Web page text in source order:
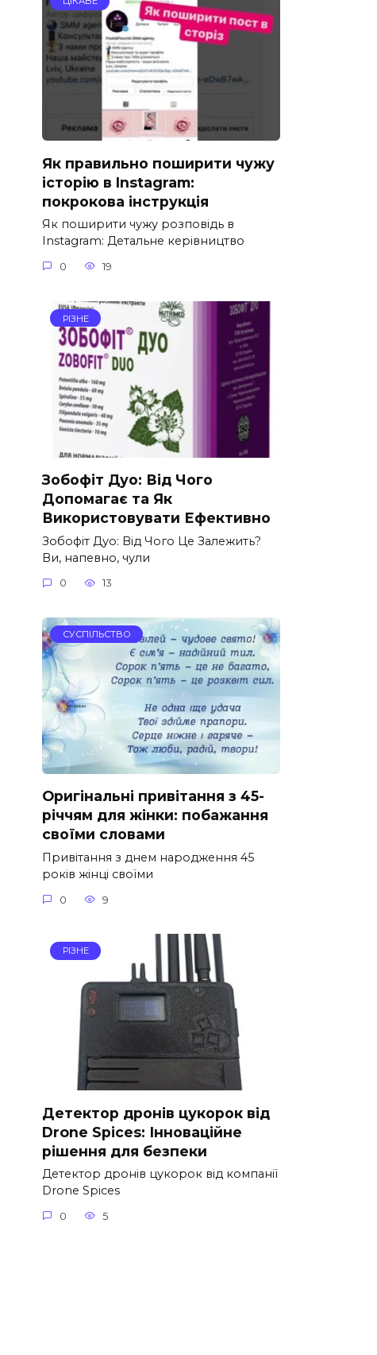
Як правильно поширити чужу
історію в Instagram:
покрокова інструкція
Як поширити чужу розповідь в
Instagram: Детальне керівництво
0 19
РІЗНЕ
Зобофіт Дуо: Від Чого
Допомагає та Як
Використовувати Ефективно
Зобофіт Дуо: Від Чого Це Залежить?
Ви, напевно, чули
0 13
СУСПІЛЬСТВО
Оригінальні привітання з 45-
річчям для жінки: побажання
своїми словами
Привітання з днем народження 45
років жінці своїми
0 9
РІЗНЕ
Детектор дронів цукорок від
Drone Spices: Інноваційне
рішення для безпеки
Детектор дронів цукорок від компанії
Drone Spices
0 5